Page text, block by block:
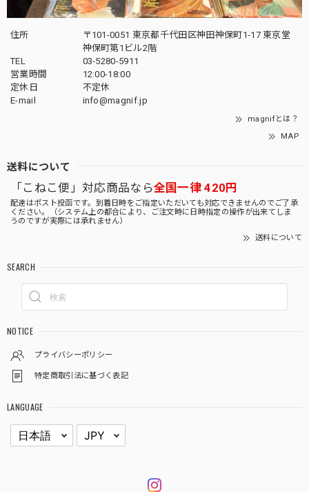
住所
〒101-0051 東京都千代田区神田神保町1-17 東京堂
神保町第1ビル2階
TEL
03-5280-5911
営業時間
12:00-18:00
定休日
不定休
E-mail
info@magnif.jp
magnifとは？
MAP
送料について
「こねこ便」対応商品なら全国一律 420円
配達はポスト投函です。到着日時をご指定いただいても対応できませんのでご了承
ください。（システム上の都合により、ご注文時に日時指定の操作が出来てしま
うのですが実際には承れません）
送料について
SEARCH
NOTICE
プライバシーポリシー
特定商取引法に基づく表記
LANGUAGE